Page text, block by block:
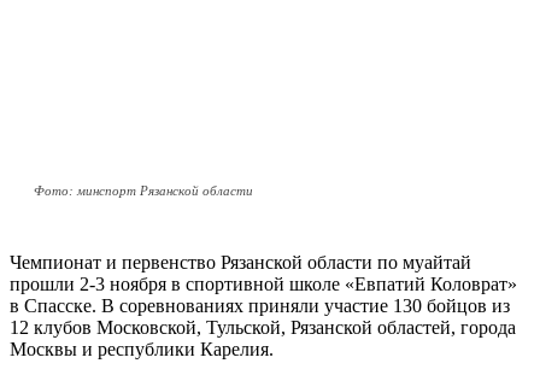
Фото: минспорт Рязанской области
Чемпионат и первенство Рязанской области по муайтай
прошли 2-3 ноября в спортивной школе «Евпатий Коловрат»
в Спасске. В соревнованиях приняли участие 130 бойцов из
12 клубов Московской, Тульской, Рязанской областей, города
Москвы и республики Карелия.